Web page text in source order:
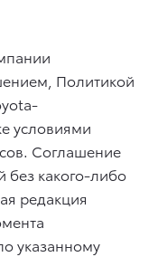
Политикой
условиями
Соглашение
без какого-либо
редакция
указанному